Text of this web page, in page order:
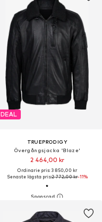
DEAL
TRUEPRODIGY
Övergångsjacka 'Blaze'
2 464,00 kr
Ordinarie pris: 3 850,00 kr
Senaste lägsta pris:2 772,00 kr-11%